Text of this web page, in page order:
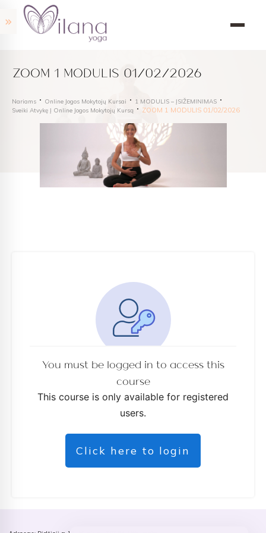
ZOOM 1 MODULIS 01/02/2026
Nariams Online Jogos Mokytojų Kursai
1 MODULIS – ĮSIŽEMINIMAS
Sveiki Atvykę Į Online Jogos Mokytojų Kursą
ZOOM 1 MODULIS 01/02/2026
You must be logged in to access this
course
This course is only available for registered
users.
Click here to login